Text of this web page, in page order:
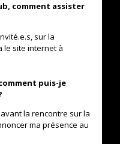
comment assister
sur la
le site internet à
puis-je
la rencontre sur la
ma présence au